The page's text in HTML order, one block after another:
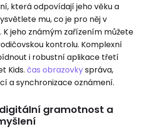
která odpovídají jeho věku a
mu, co je pro něj v
K jeho známým zařízením můžete
kontrolu. Komplexní
i robustní aplikace třetí
Kids. čas obrazovkyspráva,
a synchronizace oznámení.
gramotnost a